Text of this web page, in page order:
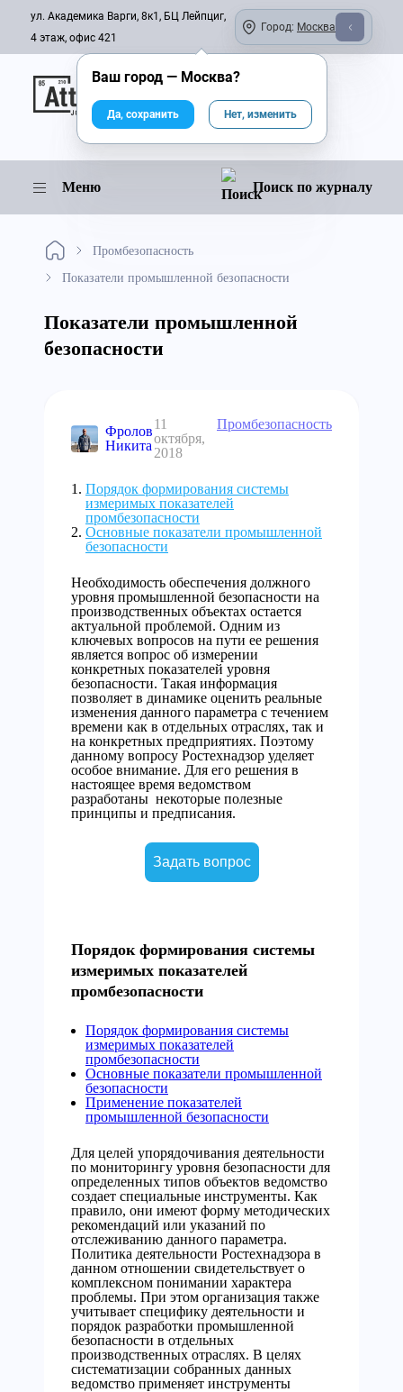
ул. Академика Варги, 8к1, БЦ Лейпциг,
4 этаж, офис 421
Город: Москва
Онлайн-журнал
Меню Поиск по журналу
Промбезопасность
Показатели промышленной безопасности
Показатели промышленной
безопасности
Фролов
Никита
11
октября,
2018
Промбезопасность
Порядок формирования системы
измеримых показателей
промбезопасности
Основные показатели промышленной
безопасности
Необходимость обеспечения должного
уровня промышленной безопасности на
производственных объектах остается
актуальной проблемой. Одним из
ключевых вопросов на пути ее решения
является вопрос об измерении
конкретных показателей уровня
безопасности. Такая информация
позволяет в динамике оценить реальные
изменения данного параметра с течением
времени как в отдельных отраслях, так и
на конкретных предприятиях. Поэтому
данному вопросу Ростехнадзор уделяет
особое внимание. Для его решения в
настоящее время ведомством
разработаны некоторые полезные
принципы и предписания.
Задать вопрос
Порядок формирования системы
измеримых показателей
промбезопасности
Порядок формирования системы
измеримых показателей
промбезопасности
Основные показатели промышленной
безопасности
Применение показателей
промышленной безопасности
Для целей упорядочивания деятельности
по мониторингу уровня безопасности для
определенных типов объектов ведомство
создает специальные инструменты. Как
правило, они имеют форму методических
рекомендаций или указаний по
отслеживанию данного параметра.
Политика деятельности Ростехнадзора в
данном отношении свидетельствует о
комплексном понимании характера
проблемы. При этом организация также
учитывает специфику деятельности и
порядок разработки промышленной
безопасности в отдельных
производственных отраслях. В целях
систематизации собранных данных
ведомство применяет инструменты
Ваш город — Москва?
Да, сохранить Нет, изменить